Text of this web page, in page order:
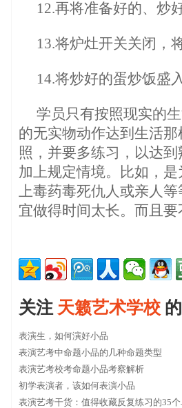
12.再将准备好的、炒
13.将炉灶开关关闭，
14.将炒好的蛋炒饭盛
学员只有按照现实的
的无实物动作达到生活
照，并要多练习，以达
加上规定情境。比如，
上毒药毒死仇人或亲人
宜做得时间太长。而且
关注 天籁艺术学校
表演生，如何演好小品
表演艺考中命题小品的几种命题类型
表演艺考校考命题小品考察解析
初学表演者，该如何表演小品
表演艺考干货：值得收藏反复练习的35